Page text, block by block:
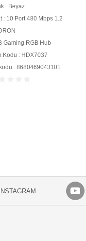
: Beyaz
: 10 Port 480 Mbps 1.2
Gaming RGB Hub
Kodu : HDX7037
: 8680469043101